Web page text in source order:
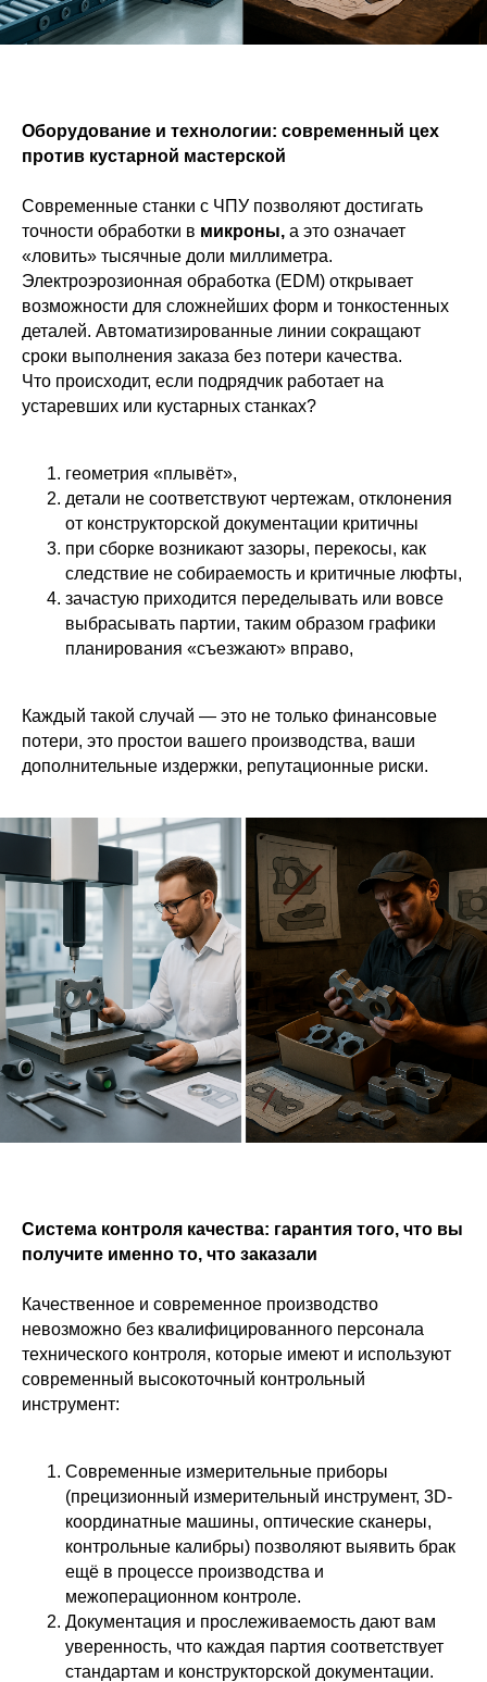
Оборудование и технологии: современный цех
против кустарной мастерской
Современные станки с ЧПУ позволяют достигать
точности обработки в микроны, а это означает
«ловить» тысячные доли миллиметра.
Электроэрозионная обработка (EDM) открывает
возможности для сложнейших форм и тонкостенных
деталей. Автоматизированные линии сокращают
сроки выполнения заказа без потери качества.
Что происходит, если подрядчик работает на
устаревших или кустарных станках?
геометрия «плывёт»,
детали не соответствуют чертежам, отклонения
от конструкторской документации критичны
при сборке возникают зазоры, перекосы, как
следствие не собираемость и критичные люфты,
зачастую приходится переделывать или вовсе
выбрасывать партии, таким образом графики
планирования «съезжают» вправо,
Каждый такой случай — это не только финансовые
потери, это простои вашего производства, ваши
дополнительные издержки, репутационные риски.
Система контроля качества: гарантия того, что вы
получите именно то, что заказали
Качественное и современное производство
невозможно без квалифицированного персонала
технического контроля, которые имеют и используют
современный высокоточный контрольный
инструмент:
Современные измерительные приборы
(прецизионный измерительный инструмент, 3D-
координатные машины, оптические сканеры,
контрольные калибры) позволяют выявить брак
ещё в процессе производства и
межоперационном контроле.
Документация и прослеживаемость дают вам
уверенность, что каждая партия соответствует
стандартам и конструкторской документации.